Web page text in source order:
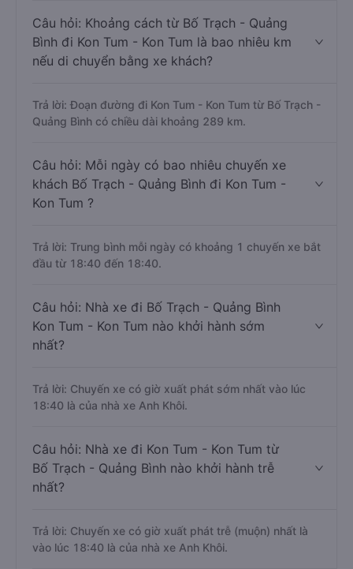
Câu hỏi: Khoảng cách từ Bố Trạch - Quảng
Bình đi Kon Tum - Kon Tum là bao nhiêu km
nếu di chuyển bằng xe khách?
Trả lời: Đoạn đường đi Kon Tum - Kon Tum từ Bố Trạch -
Quảng Bình có chiều dài khoảng 289 km.
Câu hỏi: Mỗi ngày có bao nhiêu chuyến xe
khách Bố Trạch - Quảng Bình đi Kon Tum -
Kon Tum ?
Trả lời: Trung bình mỗi ngày có khoảng 1 chuyến xe bắt
đầu từ 18:40 đến 18:40.
Câu hỏi: Nhà xe đi Bố Trạch - Quảng Bình
Kon Tum - Kon Tum nào khởi hành sớm
nhất?
Trả lời: Chuyến xe có giờ xuất phát sớm nhất vào lúc
18:40 là của nhà xe Anh Khôi.
Câu hỏi: Nhà xe đi Kon Tum - Kon Tum từ
Bố Trạch - Quảng Bình nào khởi hành trễ
nhất?
Trả lời: Chuyến xe có giờ xuất phát trễ (muộn) nhất là
vào lúc 18:40 là của nhà xe Anh Khôi.